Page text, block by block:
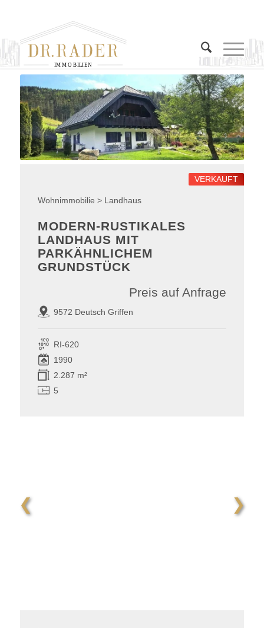
IMMO BILIEN
Wohnimmobilie > Landhaus
VERKAUFT
MODERN-RUSTIKALES
LANDHAUS MIT
PARKÄHNLICHEM
GRUNDSTÜCK
9572 Deutsch Griffen
Preis auf Anfrage
RI-620
1990
2.287 m²
5
❮ ❯